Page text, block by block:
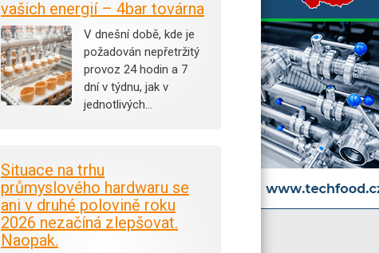
vašich energií – 4bar továrna
V dnešní době, kde je
požadován nepřetržitý
provoz 24 hodin a 7
dní v týdnu, jak v
jednotlivých…
Situace na trhu
průmyslového hardwaru se
ani v druhé polovině roku
2026 nezačíná zlepšovat.
Naopak.